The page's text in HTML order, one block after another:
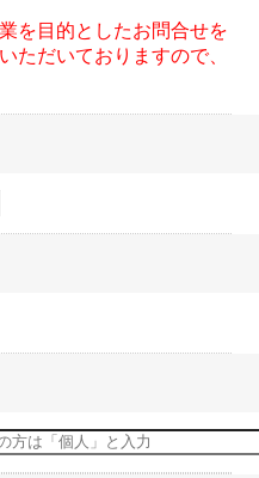
を目的としたお問合せを
ただいておりますので、